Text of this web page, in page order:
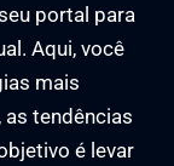
portal para
Aqui, você
mais
tendências
é levar